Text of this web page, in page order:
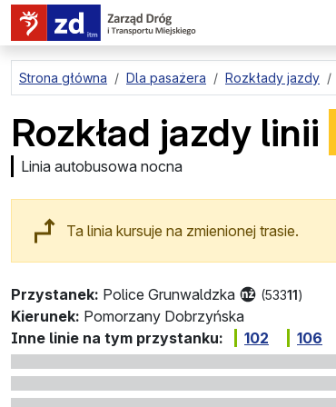
przejdź do treści strony
Strona główna Dla pasażera Rozkłady jazdy
Rozkład jazdy linii
Linia autobusowa nocna
Ta linia kursuje na zmienionej trasie.
Przystanek: Police Grunwaldzka (53311)
Kierunek: Pomorzany Dobrzyńska
Inne linie na tym przystanku:
102 106